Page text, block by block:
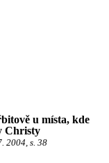
u místa, kde
Christy
2004, s. 38